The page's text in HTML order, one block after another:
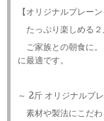
【オリジナルプレー
たっぷり楽しめる２
ご家族との朝食に
に最適です。
～ 2斤 オリジナルプレ
素材や製法にこだ